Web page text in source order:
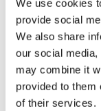
We use cookies
provide social
We also share
our social
may combine it
provided to them
of their services.